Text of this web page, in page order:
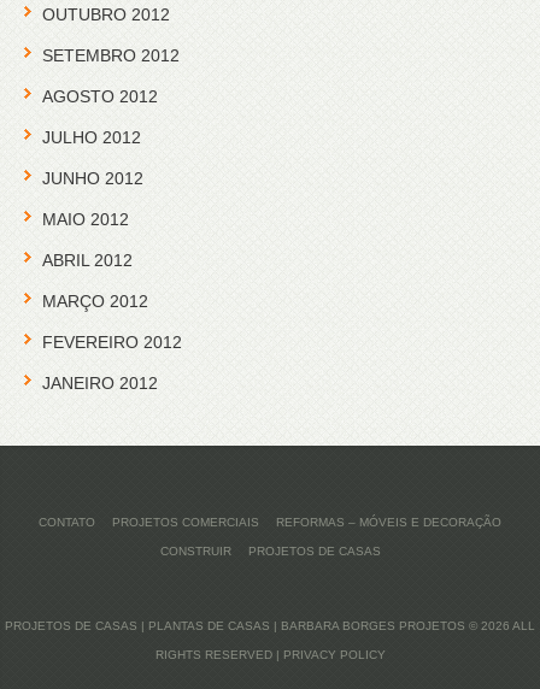
OUTUBRO 2012
SETEMBRO 2012
AGOSTO 2012
JULHO 2012
JUNHO 2012
MAIO 2012
ABRIL 2012
MARÇO 2012
FEVEREIRO 2012
JANEIRO 2012
CONTATO PROJETOS COMERCIAIS REFORMAS – MÓVEIS E DECORAÇÃO
CONSTRUIR PROJETOS DE CASAS
PROJETOS DE CASAS | PLANTAS DE CASAS | BARBARA BORGES PROJETOS © 2026 ALL
RIGHTS RESERVED | PRIVACY POLICY